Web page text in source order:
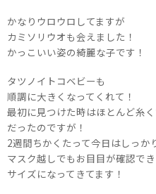
かなりウロウロしてますが
カミソリウオも会えました！
かっこいい姿の綺麗な子です！
タツノイトコベビーも
順調に大きくなってくれて！
最初に見つけた時はほとんど糸
だったのですが！
2週間ちかくたって今日はしっか
マスク越しでもお目目が確認で
サイズになってきてます！